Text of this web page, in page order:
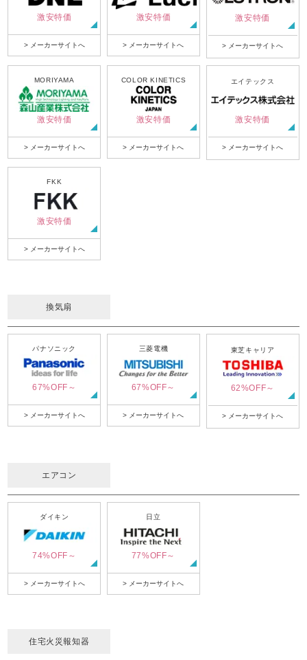
激安特価
> メーカーサイトへ
激安特価
> メーカーサイトへ
激安特価
> メーカーサイトへ
MORIYAMA
激安特価
> メーカーサイトへ
COLOR KINETICS
激安特価
> メーカーサイトへ
エイテックス
激安特価
> メーカーサイトへ
FKK
激安特価
> メーカーサイトへ
換気扇
パナソニック
67%OFF～
> メーカーサイトへ
三菱電機
67%OFF～
> メーカーサイトへ
東芝キャリア
62%OFF～
> メーカーサイトへ
エアコン
ダイキン
74%OFF～
> メーカーサイトへ
日立
77%OFF～
> メーカーサイトへ
住宅火災報知器